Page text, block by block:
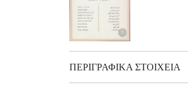
ΠΕΡΙΓΡΑΦΙΚΆ ΣΤΟΙΧΕΊΑ